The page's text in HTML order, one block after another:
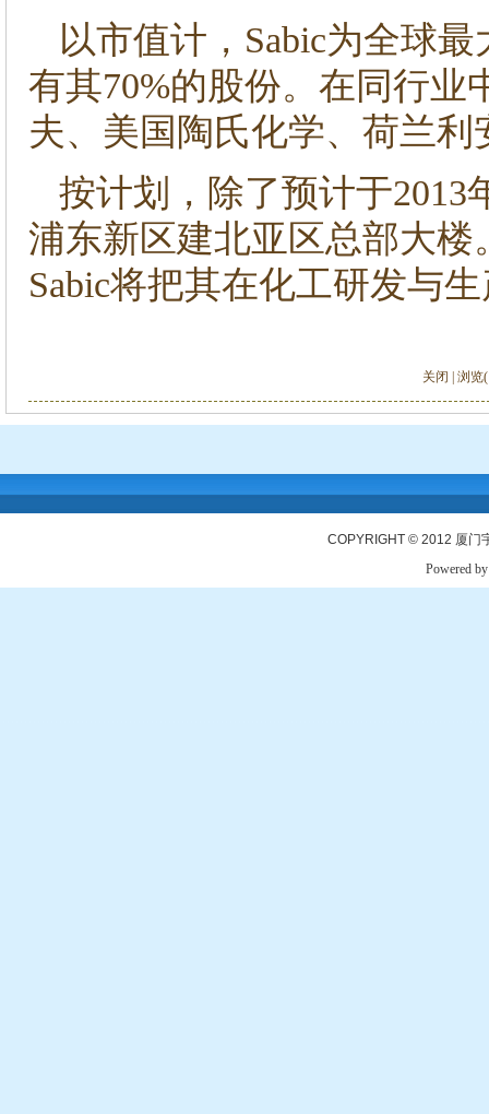
以市值计，Sabic为全球
有其70%的股份。在同行业
夫、美国陶氏化学、荷兰
按计划，除了预计于2013
浦东新区建北亚区总部大
Sabic将把其在化工研发与
关闭 | 浏览
COPYRIGHT © 2012 厦门
Powered